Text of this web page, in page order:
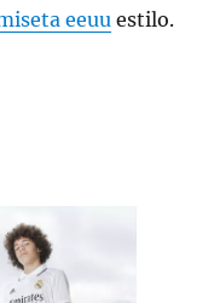
eeuuestilo.